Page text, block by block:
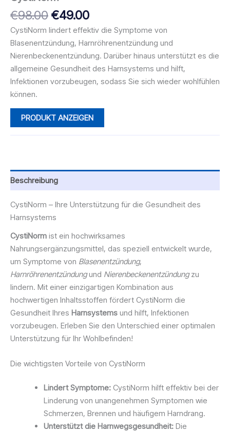
€98.00Ursprünglicher
Preis
war:
€98.00
€49.00Aktueller
Preis
ist:
€49.00.
CystiNorm lindert effektiv die Symptome von
Blasenentzündung, Harnröhrenentzündung und
Nierenbeckenentzündung. Darüber hinaus unterstützt es die
allgemeine Gesundheit des Harnsystems und hilft,
Infektionen vorzubeugen, sodass Sie sich wieder wohlfühlen
können.
PRODUKT ANZEIGEN
Beschreibung
CystiNorm – Ihre Unterstützung für die Gesundheit des
Harnsystems
CystiNorm ist ein hochwirksames
Nahrungsergänzungsmittel, das speziell entwickelt wurde,
um Symptome von Blasenentzündung,
Harnröhrenentzündungund Nierenbeckenentzündungzu
lindern. Mit einer einzigartigen Kombination aus
hochwertigen Inhaltsstoffen fördert CystiNorm die
Gesundheit Ihres Harnsystems und hilft, Infektionen
vorzubeugen. Erleben Sie den Unterschied einer optimalen
Unterstützung für Ihr Wohlbefinden!
Die wichtigsten Vorteile von CystiNorm
Lindert Symptome: CystiNorm hilft effektiv bei der
Linderung von unangenehmen Symptomen wie
Schmerzen, Brennen und häufigem Harndrang.
Unterstützt die Harnwegsgesundheit: Die